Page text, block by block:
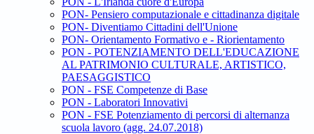
PON- Pensiero computazionale e cittadinanza digitale
PON- Diventiamo Cittadini dell'Unione
PON- Orientamento Formativo e - Riorientamento
PON - POTENZIAMENTO DELL'EDUCAZIONE
AL PATRIMONIO CULTURALE, ARTISTICO,
PAESAGGISTICO
PON - FSE Competenze di Base
PON - Laboratori Innovativi
PON - FSE Potenziamento di percorsi di alternanza
scuola lavoro (agg. 24.07.2018)